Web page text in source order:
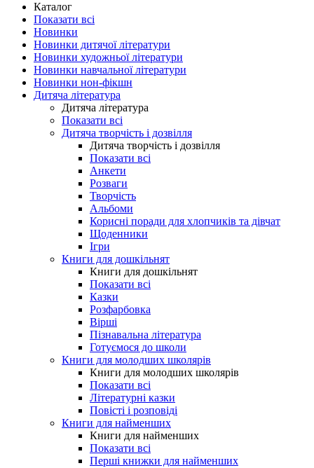
Каталог
Показати всі
Новинки
Новинки дитячої літератури
Новинки художньої літератури
Новинки навчальної літератури
Новинки нон-фікшн
Дитяча література
Дитяча література
Показати всі
Дитяча творчість і дозвілля
Дитяча творчість і дозвілля
Показати всі
Анкети
Розваги
Творчість
Альбоми
Корисні поради для хлопчиків та дівчат
Щоденники
Ігри
Книги для дошкільнят
Книги для дошкільнят
Показати всі
Казки
Розфарбовка
Вірші
Пізнавальна література
Готуємося до школи
Книги для молодших школярів
Книги для молодших школярів
Показати всі
Літературні казки
Повісті і розповіді
Книги для найменших
Книги для найменших
Показати всі
Перші книжки для найменших